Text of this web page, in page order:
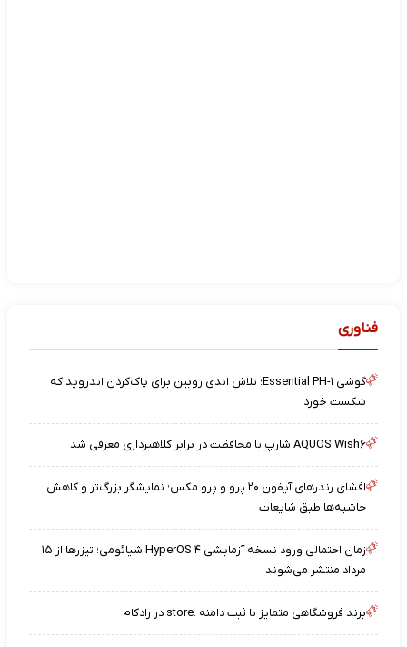
فناوری
گوشی Essential PH-۱؛ تلاش اندی روبین برای پاک‌کردن اندروید که
شکست خورد
AQUOS Wish۶ شارپ با محافظت در برابر کلاهبرداری معرفی شد
افشای رندرهای آیفون ۲۰ پرو و پرو مکس؛ نمایشگر بزرگ‌تر و کاهش
حاشیه‌ها طبق شایعات
زمان احتمالی ورود نسخه آزمایشی HyperOS ۴ شیائومی؛ تیزرها از ۱۵
مرداد منتشر می‌شوند
برند فروشگاهی متمایز با ثبت دامنه .store در رادکام